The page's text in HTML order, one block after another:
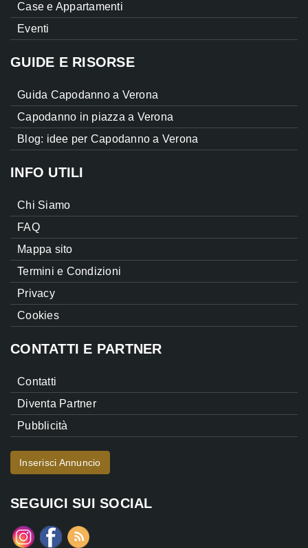
Case e Appartamenti
Eventi
GUIDE E RISORSE
Guida Capodanno a Verona
Capodanno in piazza a Verona
Blog: idee per Capodanno a Verona
INFO UTILI
Chi Siamo
FAQ
Mappa sito
Termini e Condizioni
Privacy
Cookies
CONTATTI E PARTNER
Contatti
Diventa Partner
Pubblicità
Inserisci Annuncio
SEGUICI SUI SOCIAL